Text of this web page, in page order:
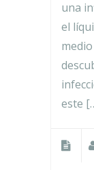
una
el
este